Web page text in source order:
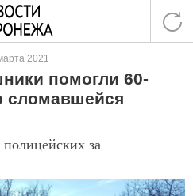
2021
помогли 60-
сломавшейся
за